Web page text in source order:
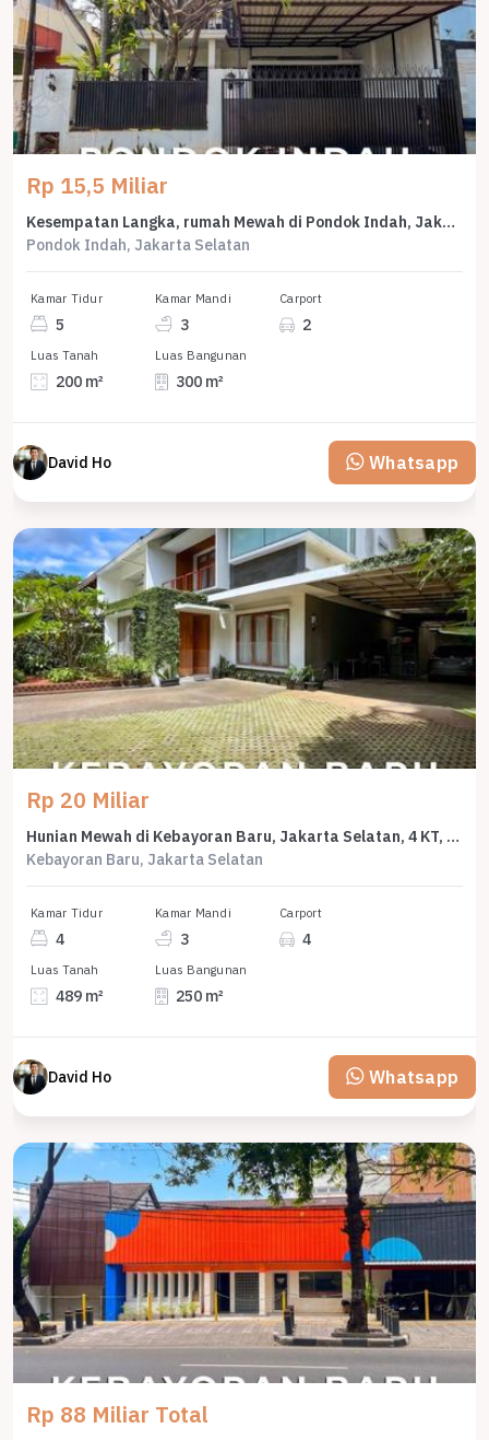
Rp 15,5 Miliar
Kesempatan Langka, rumah Mewah di Pondok Indah, Jakarta Selatan, LB 300m²
Pondok Indah, Jakarta Selatan
Kamar Tidur
5
Kamar Mandi
3
Carport
2
Luas Tanah
200 m²
Luas Bangunan
300 m²
David Ho Whatsapp
Rp 20 Miliar
Hunian Mewah di Kebayoran Baru, Jakarta Selatan, 4 KT, LT 489m²
Kebayoran Baru, Jakarta Selatan
Kamar Tidur
4
Kamar Mandi
3
Carport
4
Luas Tanah
489 m²
Luas Bangunan
250 m²
David Ho Whatsapp
Rp 88 Miliar Total